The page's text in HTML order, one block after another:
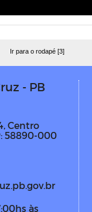
Ir para o rodapé [3]
- PB
Centro
58890-000
às